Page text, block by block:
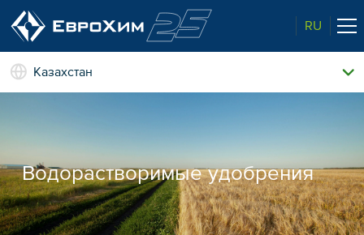
RU
Наши удобрения
Качество от лидера рынка
Забота об экологии
Полевые опыты
Новости и события
Казахстан
Водорастворимые удобрения